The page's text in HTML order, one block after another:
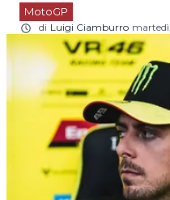
MotoGP
di Luigi Ciamburro